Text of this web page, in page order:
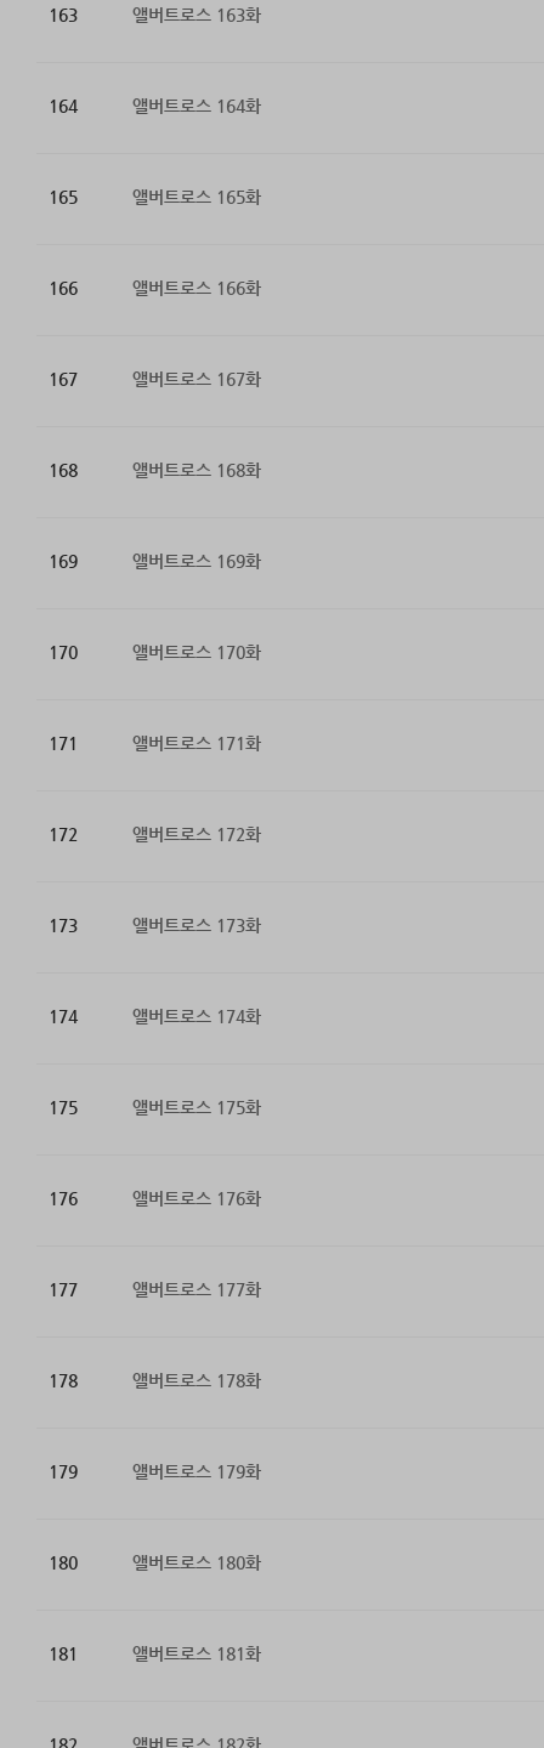
163 앨버트로스 163화
164 앨버트로스 164화
165 앨버트로스 165화
166 앨버트로스 166화
167 앨버트로스 167화
168 앨버트로스 168화
169 앨버트로스 169화
170 앨버트로스 170화
171 앨버트로스 171화
172 앨버트로스 172화
173 앨버트로스 173화
174 앨버트로스 174화
175 앨버트로스 175화
176 앨버트로스 176화
177 앨버트로스 177화
178 앨버트로스 178화
179 앨버트로스 179화
180 앨버트로스 180화
181 앨버트로스 181화